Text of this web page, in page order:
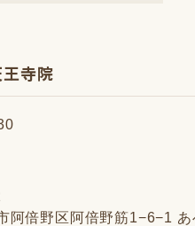
王寺院
阿倍野区阿倍野筋1−6−1 あ